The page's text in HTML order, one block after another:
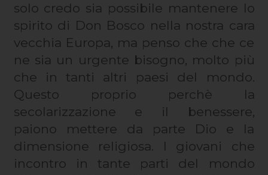
solo credo sia possibile mantenere lo
spirito di Don Bosco nella nostra cara
vecchia Europa, ma penso che che ce
ne sia un urgente bisogno, molto più
che in tanti altri paesi del mondo.
Questo proprio perchè la
secolarizzazione e il benessere,
paiono mettere da parte Dio e la
dimensione religiosa. I giovani che
incontro in tante parti del mondo